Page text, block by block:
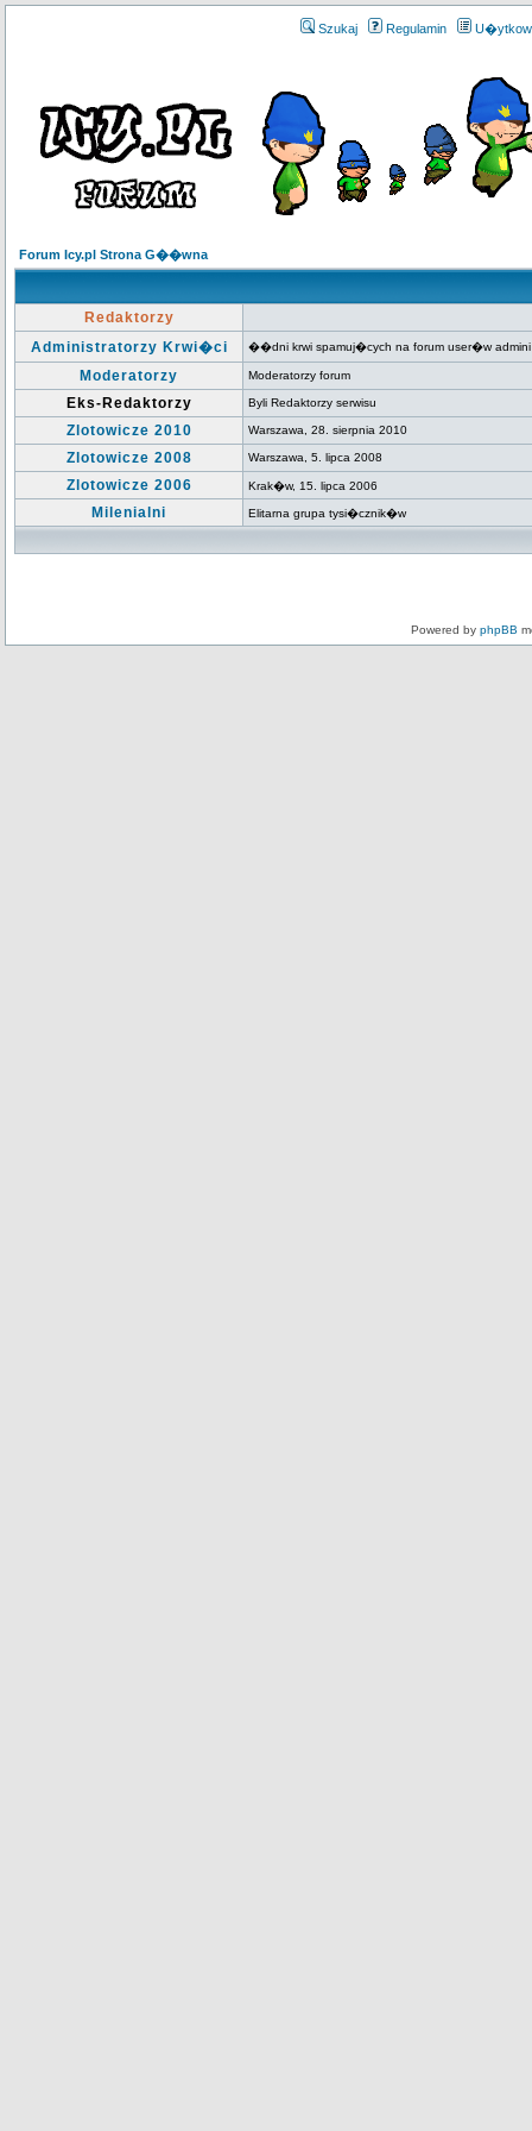
Szukaj Regulamin
Forum Icy.pl Strona G��wna
Redaktorzy
Administratorzy Krwi�ci
��dni krwi spamuj�cych na forum user�w admini
Moderatorzy Moderatorzy forum
Eks-Redaktorzy Byli Redaktorzy serwisu
Zlotowicze 2010 Warszawa, 28. sierpnia 2010
Zlotowicze 2008 Warszawa, 5. lipca 2008
Zlotowicze 2006 Krak�w, 15. lipca 2006
Milenialni Elitarna grupa tysi�cznik�w
Powered by phpBB